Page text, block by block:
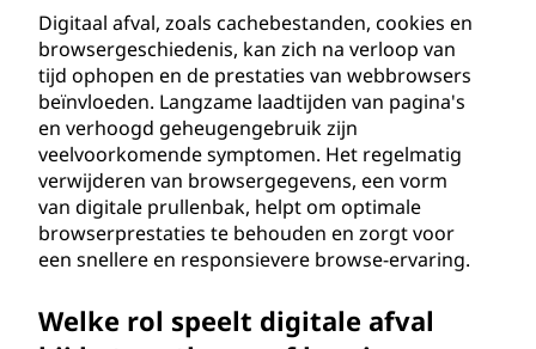
Digitaal afval, zoals cachebestanden, cookies en
browsergeschiedenis, kan zich na verloop van
tijd ophopen en de prestaties van webbrowsers
beïnvloeden. Langzame laadtijden van pagina's
en verhoogd geheugengebruik zijn
veelvoorkomende symptomen. Het regelmatig
verwijderen van browsergegevens, een vorm
van digitale prullenbak, helpt om optimale
browserprestaties te behouden en zorgt voor
een snellere en responsievere browse-ervaring.
Welke rol speelt digitale afval